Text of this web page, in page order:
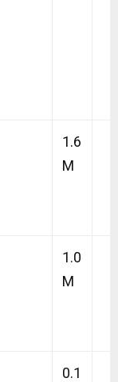
1.6
M
1.0
M
0.1